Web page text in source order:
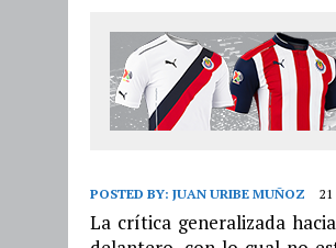
POSTED BY: JUAN URIBE MUÑOZ 21
La crítica generalizada